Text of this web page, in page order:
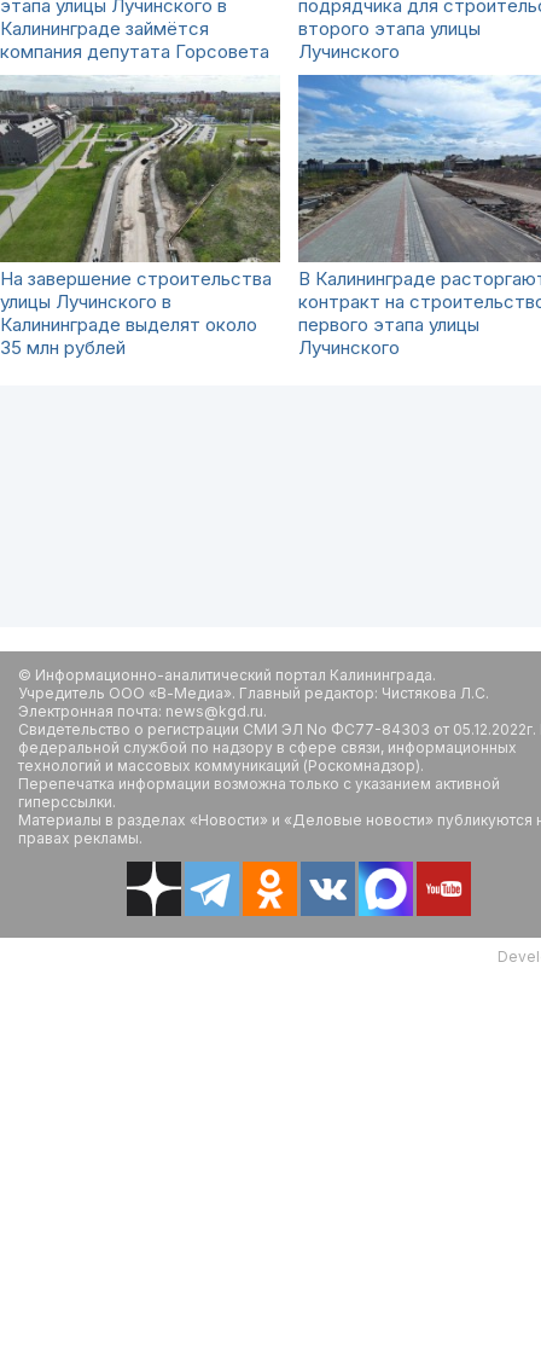
этапа улицы Лучинского в
Калининграде займётся
компания депутата Горсовета
подрядчика для
второго этапа улицы
Лучинского
На завершение строительства
улицы Лучинского в
Калининграде выделят около
35 млн рублей
В Калининграде
контракт на
первого этапа улицы
Лучинского
© Информационно-аналитический портал Калининграда.
Учредитель ООО «В-Медиа». Главный редактор: Чистякова Л.С.
Электронная почта: news@kgd.ru.
Свидетельство о регистрации СМИ ЭЛ No ФС77-84303 от
федеральной службой по надзору в сфере связи, информационных
технологий и массовых коммуникаций (Роскомнадзор).
Перепечатка информации возможна только с указанием активной
гиперссылки.
Материалы в разделах «Новости» и «Деловые новости» публикуются
правах рекламы.